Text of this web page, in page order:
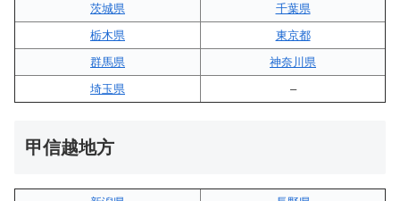
茨城県
千葉県
栃木県
東京都
群馬県
神奈川県
埼玉県
–
甲信越地方